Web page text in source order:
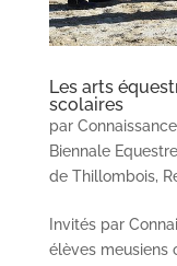
Les arts
scolaires
par
Biennale
de Thillombois,
Invités par
élèves meusiens